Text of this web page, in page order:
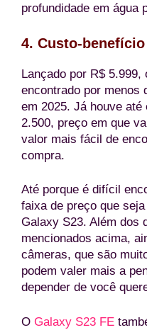
profundidade em água
4. Custo-
Lançado por R$ 5.999,
encontrado por menos
em 2025. Já houve
2.500, preço em que
valor mais fácil de
compra.
Até porque é difícil
faixa de preço que
Galaxy S23. Além dos
mencionados acima,
câmeras, que são
podem valer mais a
depender de você
O Galaxy S23 FE